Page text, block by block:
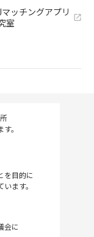
ッチングアプリ
室
。
を目的に
ます。
会に